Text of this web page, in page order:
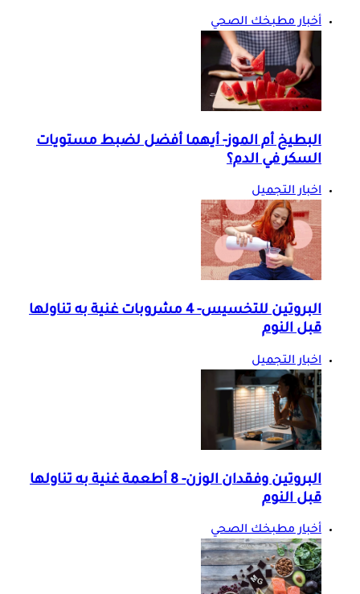
أخبار مطبخك الصحي
البطيخ أم الموز- أيهما أفضل لضبط مستويات
السكر في الدم؟
اخبار التجميل
البروتين للتخسيس- 4 مشروبات غنية به تناولها
قبل النوم
اخبار التجميل
البروتين وفقدان الوزن- 8 أطعمة غنية به تناولها
قبل النوم
أخبار مطبخك الصحي